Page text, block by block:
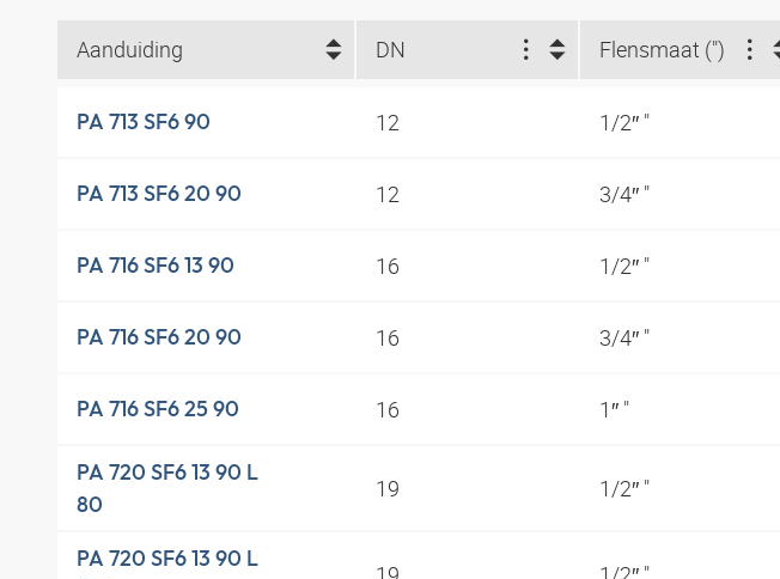
Aanduiding DN Flensmaat (")
PA 713 SF6 90 12 1/2″ "
PA 713 SF6 20 90 12 3/4″ "
PA 716 SF6 13 90 16 1/2″ "
PA 716 SF6 20 90 16 3/4″ "
PA 716 SF6 25 90 16 1″ "
PA 720 SF6 13 90 L
80
19 1/2″ "
PA 720 SF6 13 90 L